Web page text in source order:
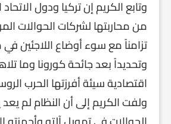
وتابع الكريم إن تركيا ودول
من محاربتها لشركات الحوالات
تزامناً مع سوء أوضاع اللاجئين
وتحديداً بعد جائحة كورونا وما
اقتصادية سيئة أفرزتها الحرب
ولفت الكريم إلى أن النظام لم